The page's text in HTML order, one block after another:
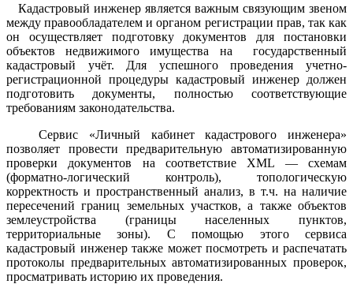
Кадастровый инженер является важным связующим звеном
между правообладателем и органом регистрации прав, так как
он осуществляет подготовку документов для постановки
объектов недвижимого имущества на государственный
кадастровый учёт. Для успешного проведения учетно-
регистрационной процедуры кадастровый инженер должен
подготовить документы, полностью соответствующие
требованиям законодательства.
Сервис «Личный кабинет кадастрового инженера»
позволяет провести предварительную автоматизированную
проверки документов на соответствие XML — схемам
(форматно-логический контроль), топологическую
корректность и пространственный анализ, в т.ч. на наличие
пересечений границ земельных участков, а также объектов
землеустройства (границы населенных пунктов,
территориальные зоны). С помощью этого сервиса
кадастровый инженер также может посмотреть и распечатать
протоколы предварительных автоматизированных проверок,
просматривать историю их проведения.